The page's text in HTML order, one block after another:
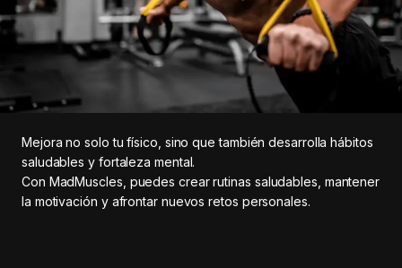
Mejora no solo tu físico, sino que también desarrolla hábitos
saludables y fortaleza mental.
Con MadMuscles, puedes crear rutinas saludables, mantener
la motivación y afrontar nuevos retos personales.